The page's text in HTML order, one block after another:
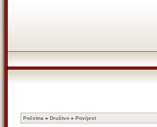
Početna » Društvo » Povijest